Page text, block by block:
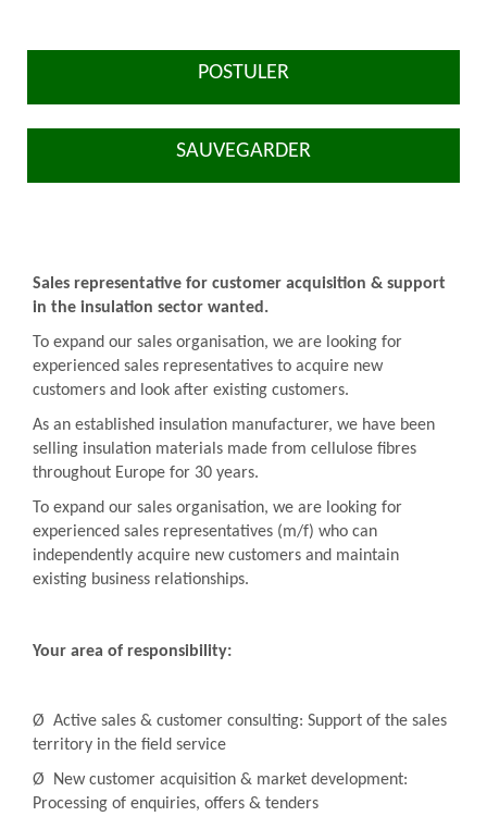
POSTULER
SAUVEGARDER
Sales representative for customer acquisition & support
in the insulation sector wanted.
To expand our sales organisation, we are looking for
experienced sales representatives to acquire new
customers and look after existing customers.
As an established insulation manufacturer, we have been
selling insulation materials made from cellulose fibres
throughout Europe for 30 years.
To expand our sales organisation, we are looking for
experienced sales representatives (m/f) who can
independently acquire new customers and maintain
existing business relationships.
Your area of responsibility:
Ø Active sales & customer consulting: Support of the sales
territory in the field service
Ø New customer acquisition & market development:
Processing of enquiries, offers & tenders